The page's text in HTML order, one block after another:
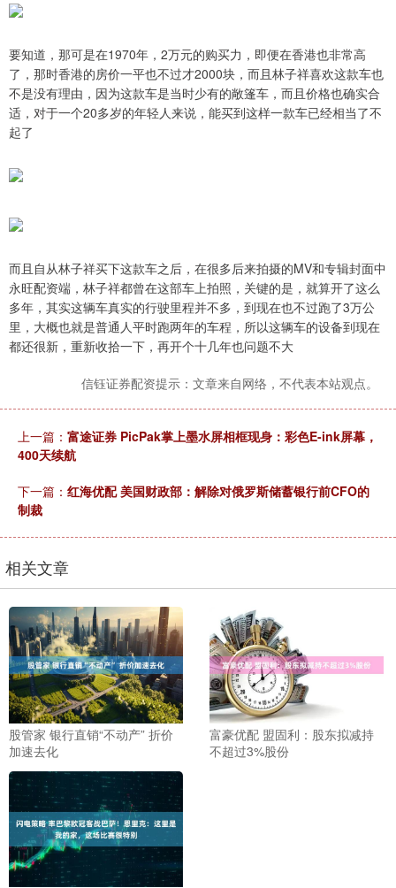
要知道，那可是在1970年，2万元的购买力，即便在香港也非常高
了，那时香港的房价一平也不过才2000块，而且林子祥喜欢这款车也
不是没有理由，因为这款车是当时少有的敞篷车，而且价格也确实合
适，对于一个20多岁的年轻人来说，能买到这样一款车已经相当了不
起了
而且自从林子祥买下这款车之后，在很多后来拍摄的MV和专辑封面中
永旺配资端，林子祥都曾在这部车上拍照，关键的是，就算开了这么
多年，其实这辆车真实的行驶里程并不多，到现在也不过跑了3万公
里，大概也就是普通人平时跑两年的车程，所以这辆车的设备到现在
都还很新，重新收拾一下，再开个十几年也问题不大
信钰证券配资提示：文章来自网络，不代表本站观点。
上一篇： 富途证券 PicPak掌上墨水屏相框现身：彩色E-ink屏幕，
400天续航
下一篇： 红海优配 美国财政部：解除对俄罗斯储蓄银行前CFO的
制裁
相关文章
股管家 银行直销“不动产” 折价
加速去化
富豪优配 盟固利：股东拟减持
不超过3%股份